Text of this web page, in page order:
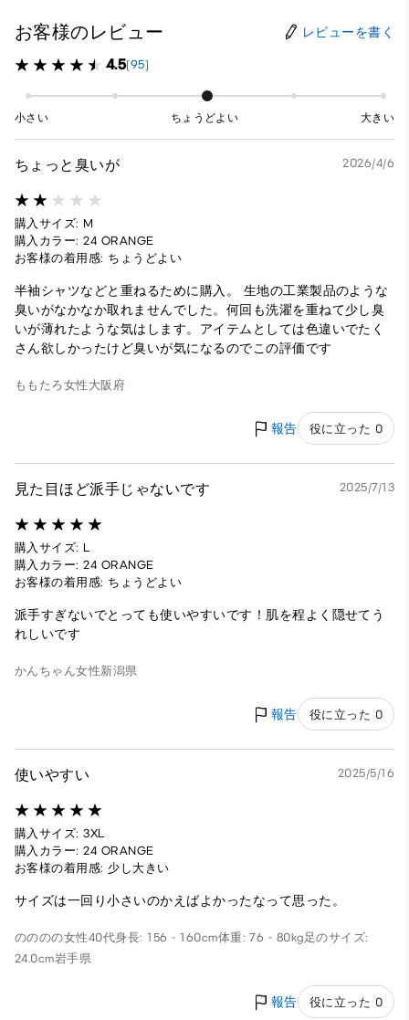
お客様のレビュー レビューを書く
4.5(95)
小さい ちょうどよい 大きい
ちょっと臭いが 2026/4/6
購入サイズ: M
購入カラー: 24 ORANGE
お客様の着用感: ちょうどよい
半袖シャツなどと重ねるために購入。 生地の工業製品のような
臭いがなかなか取れませんでした。何回も洗濯を重ねて少し臭
いが薄れたような気はします。アイテムとしては色違いでたく
さん欲しかったけど臭いが気になるのでこの評価です
ももたろ 女性 大阪府
報告 役に立った 0
見た目ほど派手じゃないです 2025/7/13
購入サイズ: L
購入カラー: 24 ORANGE
お客様の着用感: ちょうどよい
派手すぎないでとっても使いやすいです！肌を程よく隠せてう
れしいです
かんちゃん女性新潟県
報告 役に立った 0
使いやすい 2025/5/16
購入サイズ: 3XL
購入カラー: 24 ORANGE
お客様の着用感: 少し大きい
サイズは一回り小さいのかえばよかったなって思った。
のののの女性40代身長: 156 - 160cm体重: 76 - 80kg足のサイズ:
24.0cm岩手県
報告 役に立った 0